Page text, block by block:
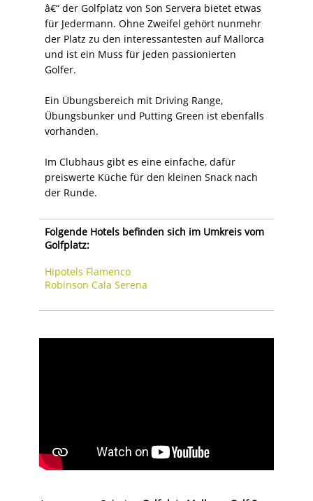
â€“ der Golfplatz von Son Servera bietet etwas
für Jedermann. Ohne Zweifel gehört nunmehr
der Platz zu den interessantesten auf Mallorca
und ist ein Muss für jeden passionierten
Golfer.
Ein Übungsbereich mit Driving Range,
Übungsbunker und Putting Green ist ebenfalls
vorhanden.
Im Clubhaus gibt es eine einfache, dafür
preiswerte Küche für den kleinen Snack nach
der Runde.
Folgende Hotels befinden sich im Umkreis vom
Golfplatz:
Hipotels Flamenco
Robinson Cala Serena